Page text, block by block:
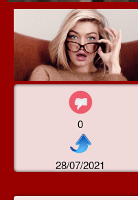
0
28/07/2021